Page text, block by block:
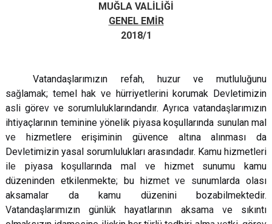
MUĞLA VALİLİĞİ
GENEL EMİR
2018/1
Vatandaşlarımızın refah, huzur ve mutluluğunu
sağlamak; temel hak ve hürriyetlerini korumak Devletimizin
asli görev ve sorumluluklarındandır.Ayrıcavatandaşlarımızın
ihtiyaçlarının teminine yönelik piyasa koşullarında sunulan mal
ve hizmetlere erişiminin güvence altına alınması da
Devletimizin yasal sorumlulukları arasındadır. Kamu hizmetleri
ile piyasa koşullarında mal ve hizmet sunumu kamu
düzeninden etkilenmekte; bu hizmetve sunumlarda olası
aksamalar da kamu düzenini bozabilmektedir.
Vatandaşlarımızın günlük hayatlarının aksama ve sıkıntı